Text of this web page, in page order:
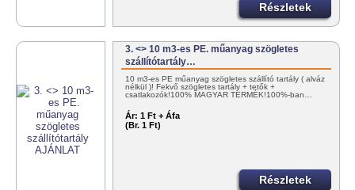
Részletek
3. <> 10 m3-es PE. műanyag szögletes
szállítótartály…
10 m3-es PE műanyag szögletes szállító tartály ( alváz
nélkül )! Fekvő szögletes tartály + tetők +
csatlakozók!100% MAGYAR TERMÉK!100%-ban…
Ár: 1 Ft + Áfa
(Br. 1 Ft)
Részletek